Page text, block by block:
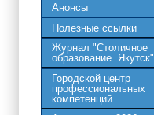
Анонсы
Полезные ссылки
Журнал "Столичное
образование. Якутск"
Городской центр
профессиональных
компетенций